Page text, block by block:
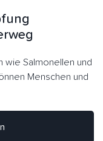
wie Salmonellen und
Menschen und